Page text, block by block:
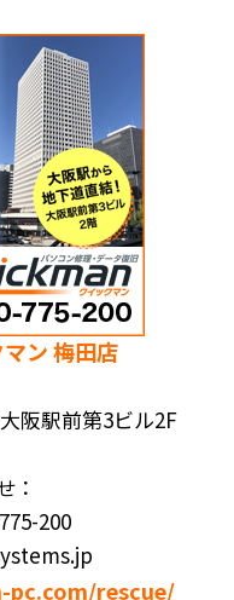
ン 梅田店
阪駅前第3ビル2F
：
200
rescue/